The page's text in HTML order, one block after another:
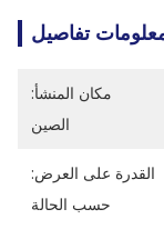
تفاصيل
مكان المنشأ:
الصين
القدرة على العرض:
حسب الحالة